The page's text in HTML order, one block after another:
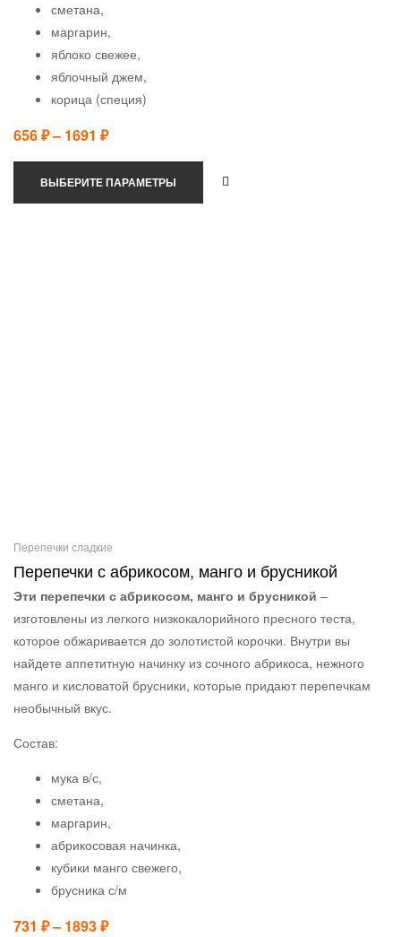
сметана,
маргарин,
яблоко свежее,
яблочный джем,
корица (специя)
656₽– 1691 ₽
ВЫБЕРИТЕ ПАРАМЕТРЫ
Перепечки сладкие
Перепечки с абрикосом, манго и брусникой
Эти перепечки с абрикосом, манго и брусникой –
изготовлены из легкого низкокалорийного пресного теста,
которое обжаривается до золотистой корочки. Внутри вы
найдете аппетитную начинку из сочного абрикоса, нежного
манго и кисловатой брусники, которые придают перепечкам
необычный вкус.
Состав:
мука в/с,
сметана,
маргарин,
абрикосовая начинка,
кубики манго свежего,
брусника с/м
731 ₽– 1893₽